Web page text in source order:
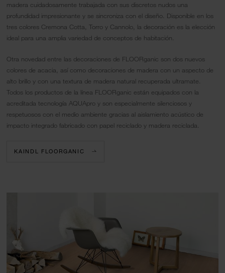
madera cuidadosamente trabajada con sus discretos nudos una
profundidad impresionante y se sincroniza con el diseño. Disponible en los
tres colores Cremona Cotta, Torro y Cannolo, la decoración es la elección
ideal para una amplia variedad de conceptos de habitación.
Otra novedad entre las decoraciones de FLOORganic son dos nuevos
colores de acacia, así como decoraciones de madera con un aspecto de
alto brillo y con una textura de madera natural recuperada ultramate.
Todos los productos de la línea FLOORganic están equipados con la
acreditada tecnología AQUApro y son especialmente silenciosos y
respetuosos con el medio ambiente gracias al aislamiento acústico de
impacto integrado fabricado con papel reciclado y madera reciclada.
KAINDL FLOORGANIC